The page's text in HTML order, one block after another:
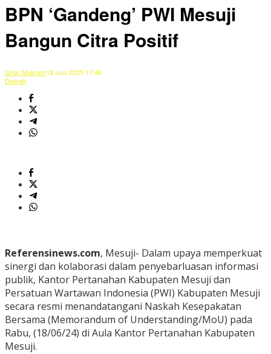
BPN ‘Gandeng’ PWI Mesuji
Bangun Citra Positif
Ishar Mukram18 Juni 2025 17:48
Daerah
Referensinews.com, Mesuji- Dalam upaya memperkuat
sinergi dan kolaborasi dalam penyebarluasan informasi
publik, Kantor Pertanahan Kabupaten Mesuji dan
Persatuan Wartawan Indonesia (PWI) Kabupaten Mesuji
secara resmi menandatangani Naskah Kesepakatan
Bersama (Memorandum of Understanding/MoU) pada
Rabu, (18/06/24) di Aula Kantor Pertanahan Kabupaten
Mesuji.